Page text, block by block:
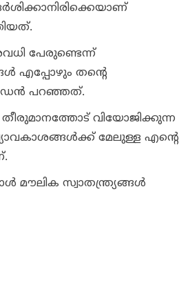
പേരുണ്ടെന്ന്
എപ്പോഴും തന്റെ
പറഞ്ഞത്.
വിയോജിക്കുന്ന
മേലുള്ള എന്റെ
മൗലിക സ്വാതന്ത്ര്യങ്ങള്‍